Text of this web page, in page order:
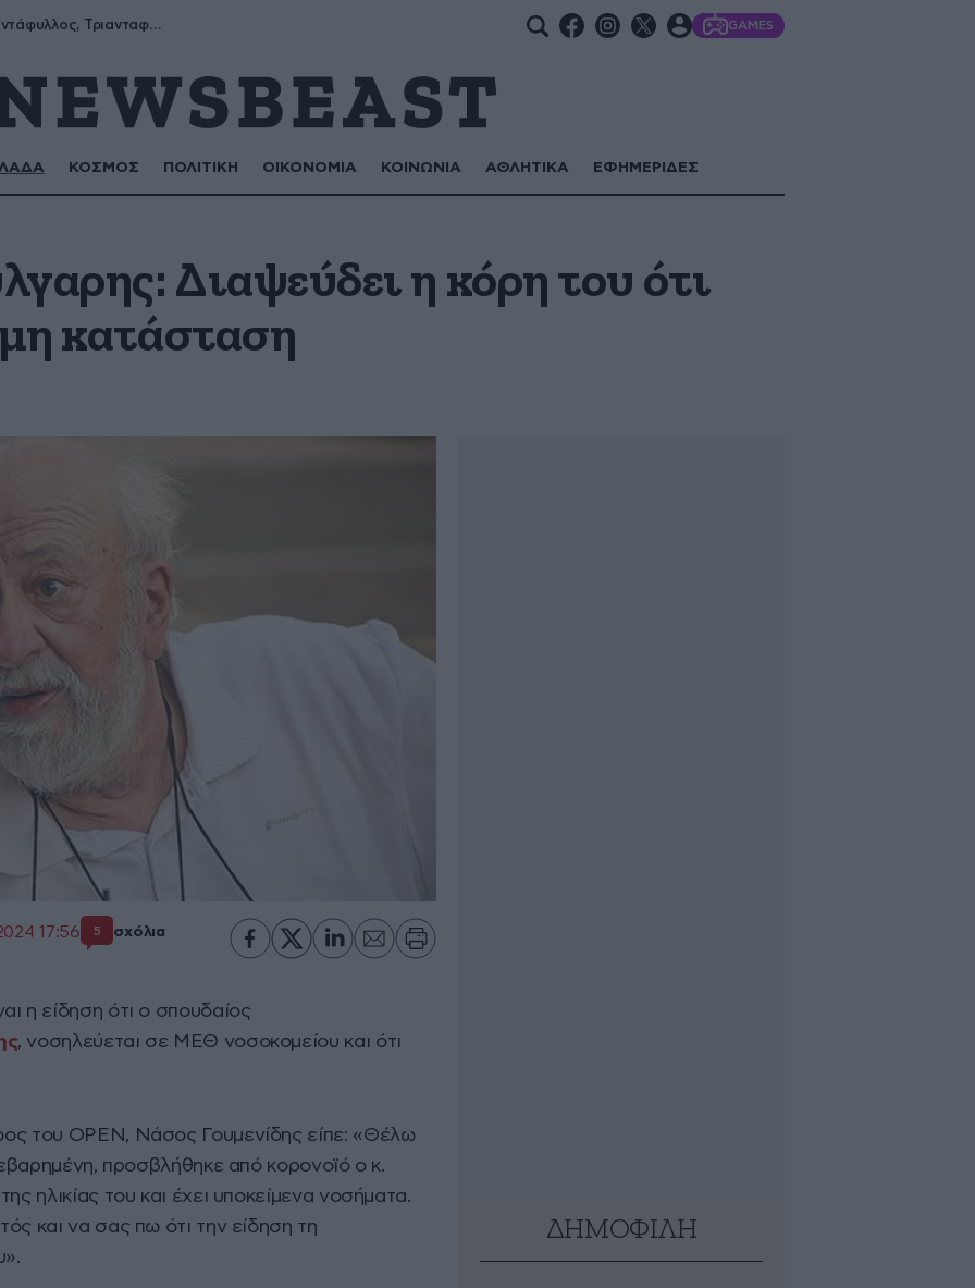
Μύρων, Τριαντάφυλλος, Τριανταφυλλιά, Φυλλιώ, Ρόζα GAMES
ΚΟΣΜΟΣ ΠΟΛΙΤΙΚΗ ΟΙΚΟΝΟΜΙΑ ΚΟΙΝΩΝΙΑ ΑΘΛΗΤΙΚΑ ΕΦΗΜΕΡΙΔΕΣ
Διαψεύδει η κόρη του ότι
κατάσταση
17:56 5 σχόλια
η είδηση ότι ο σπουδαίος
, νοσηλεύεται σε ΜΕΘ νοσοκομείου και ότι
του OPEN, Νάσος Γουμενίδης είπε: «Θέλω
προσβλήθηκε από κορονοϊό ο κ.
ηλικίας του και έχει υποκείμενα νοσήματα.
και να σας πω ότι την είδηση τη
ΔΗΜΟΦΙΛΗ